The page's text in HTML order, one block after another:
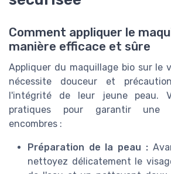
Comment appliquer le
manière efficace et sûre
Appliquer du maquillage bio sur le
nécessite douceur et
l'intégrité de leur jeune peau.
pratiques pour garantir une
encombres :
Préparation de la peau :
nettoyez délicatement le